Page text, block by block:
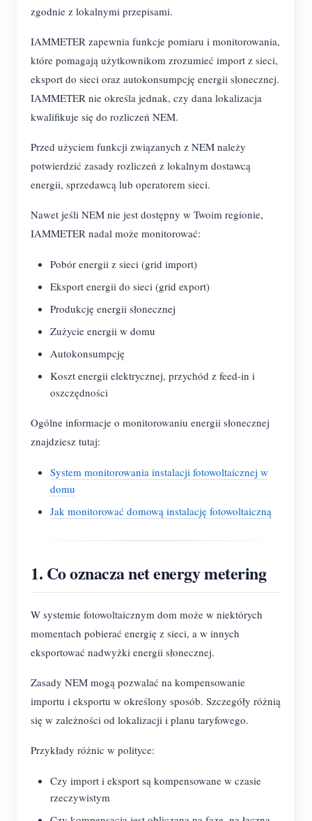
zgodnie z lokalnymi przepisami.
IAMMETER zapewnia funkcje pomiaru i monitorowania,
które pomagają użytkownikom zrozumieć import z sieci,
eksport do sieci oraz autokonsumpcję energii słonecznej.
IAMMETER nie określa jednak, czy dana lokalizacja
kwalifikuje się do rozliczeń NEM.
Przed użyciem funkcji związanych z NEM należy
potwierdzić zasady rozliczeń z lokalnym dostawcą
energii, sprzedawcą lub operatorem sieci.
Nawet jeśli NEM nie jest dostępny w Twoim regionie,
IAMMETER nadal może monitorować:
Pobór energii z sieci (grid import)
Eksport energii do sieci (grid export)
Produkcję energii słonecznej
Zużycie energii w domu
Autokonsumpcję
Koszt energii elektrycznej, przychód z feed-in i
oszczędności
Ogólne informacje o monitorowaniu energii słonecznej
znajdziesz tutaj:
System monitorowania instalacji fotowoltaicznej w
domu
Jak monitorować domową instalację fotowoltaiczną
1. Co oznacza net energy metering
W systemie fotowoltaicznym dom może w niektórych
momentach pobierać energię z sieci, a w innych
eksportować nadwyżki energii słonecznej.
Zasady NEM mogą pozwalać na kompensowanie
importu i eksportu w określony sposób. Szczegóły różnią
się w zależności od lokalizacji i planu taryfowego.
Przykłady różnic w polityce:
Czy import i eksport są kompensowane w czasie
rzeczywistym